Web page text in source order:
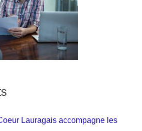
Lauragais accompagne les